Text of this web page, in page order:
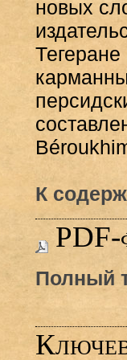
новых
К
PDF-
Полный